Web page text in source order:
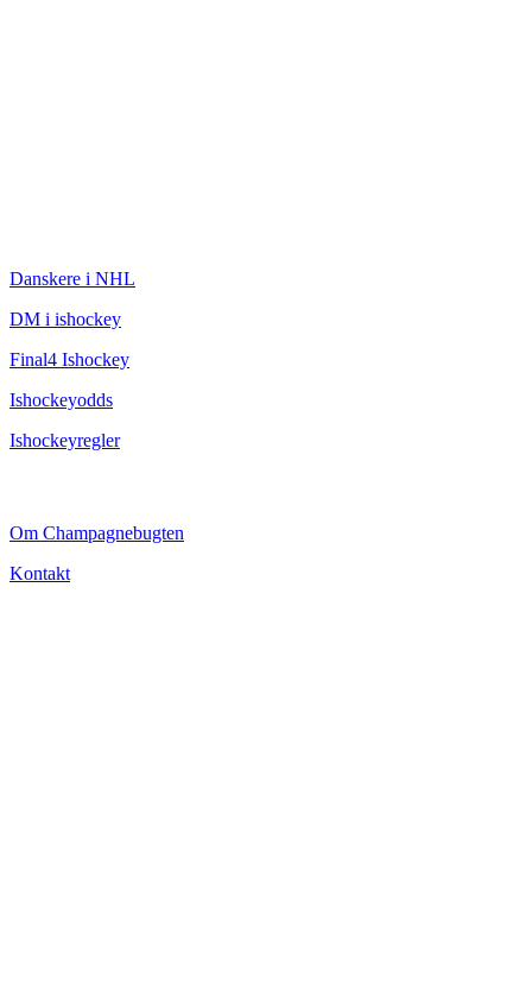
Danskere i NHL
DM i ishockey
Final4 Ishockey
Ishockeyodds
Ishockeyregler
Om Champagnebugten
Kontakt